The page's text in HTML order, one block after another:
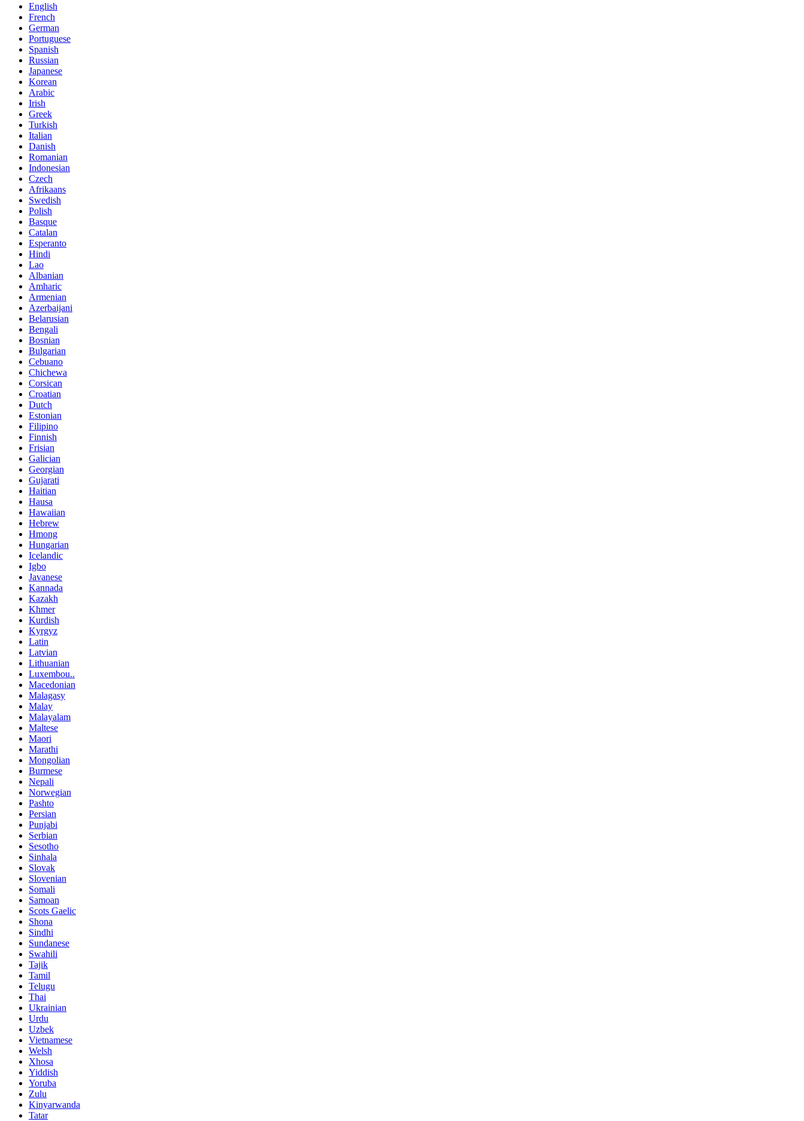
English
French
German
Portuguese
Spanish
Russian
Japanese
Korean
Arabic
Irish
Greek
Turkish
Italian
Danish
Romanian
Indonesian
Czech
Afrikaans
Swedish
Polish
Basque
Catalan
Esperanto
Hindi
Lao
Albanian
Amharic
Armenian
Azerbaijani
Belarusian
Bengali
Bosnian
Bulgarian
Cebuano
Chichewa
Corsican
Croatian
Dutch
Estonian
Filipino
Finnish
Frisian
Galician
Georgian
Gujarati
Haitian
Hausa
Hawaiian
Hebrew
Hmong
Hungarian
Icelandic
Igbo
Javanese
Kannada
Kazakh
Khmer
Kurdish
Kyrgyz
Latin
Latvian
Lithuanian
Luxembou..
Macedonian
Malagasy
Malay
Malayalam
Maltese
Maori
Marathi
Mongolian
Burmese
Nepali
Norwegian
Pashto
Persian
Punjabi
Serbian
Sesotho
Sinhala
Slovak
Slovenian
Somali
Samoan
Scots Gaelic
Shona
Sindhi
Sundanese
Swahili
Tajik
Tamil
Telugu
Thai
Ukrainian
Urdu
Uzbek
Vietnamese
Welsh
Xhosa
Yiddish
Yoruba
Zulu
Kinyarwanda
Tatar